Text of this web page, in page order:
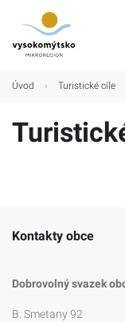
Úvod › Turistické cíle
Kontakty obce
Dobrovolný svazek
B. Smetany 92
Úvod
Obce
Kontakt